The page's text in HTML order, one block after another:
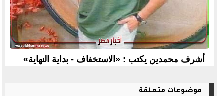
أشرف محمدين يكتب : «الاستخفاف - بداية النهاية»
موضوعات متعلقة